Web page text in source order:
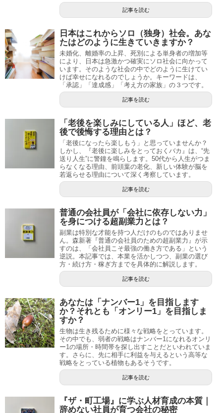
記事を読む
日本はこれからソロ（独身）社会。あな
たはどのように生きていきますか？
未婚化、離婚率の上昇、死別による単身者の増加等
により、日本は急激かつ確実にソロ社会に向かって
います。そのような社会の中でどのように生けてい
けば幸せになれるのでしょうか。キーワードは、
「承認」「達成感」「考え方の家族」の３つです。
記事を読む
「老後を楽しみにしている人」ほど、老
後で後悔する理由とは？
「老後になったら楽しもう」と思っていませんか？
しかし、『老後に楽しみをとっておくバカ』は、“先
送り人生”に警鐘を鳴らします。50代から人生がつま
らなくなる理由、前頭葉の老化、新しい体験が脳を
若返らせる理由について深く考察しています。
記事を読む
普通の会社員が「会社に依存しない力」
を身につける超副業力とは？
副業は特別な才能を持つ人だけのものではありませ
ん。森新著『普通の会社員のための超副業力』が示
すのは、「会社員こそ最強の働き方である」という
逆説。本記事では、本業を活かしつつ、副業の選び
方・続け方・稼ぎ方までを具体的に解説します。
記事を読む
あなたは「ナンバー1」を目指します
か？それとも「オンリー1」を目指しま
すか？
生物は生き残るために様々な戦略をとっています。
その中でも、弱者の戦略はナンバー1になれるオンリ
ー1の場所・時間帯を探し出すことだといわれていま
す。さらに、先に相手に利益を与えるという高等な
戦略をとっている植物もあるそうです。
記事を読む
『ザ・町工場』に学ぶ人材育成の本質｜
辞めない社員が育つ会社の秘密